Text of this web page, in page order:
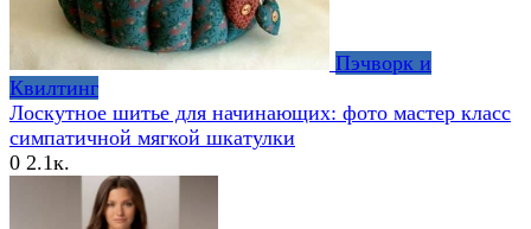
Пэчворк и
Квилтинг
Лоскутное шитье для начинающих: фото мастер класс
симпатичной мягкой шкатулки
0 2.1к.